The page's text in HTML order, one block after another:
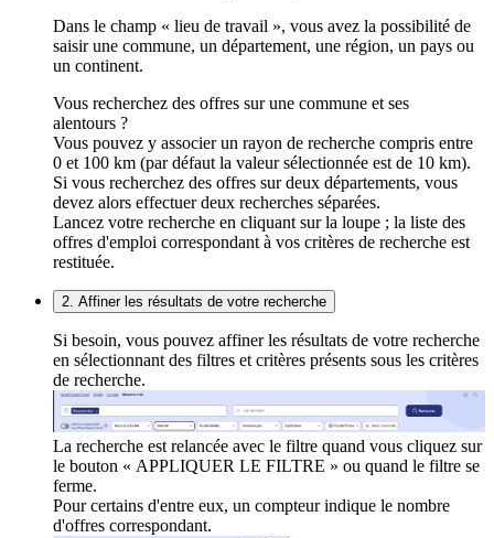
Dans le champ « lieu de travail », vous avez la possibilité de
saisir une commune, un département, une région, un pays ou
un continent.
Vous recherchez des offres sur une commune et ses
alentours ?
Vous pouvez y associer un rayon de recherche compris entre
0 et 100 km (par défaut la valeur sélectionnée est de 10 km).
Si vous recherchez des offres sur deux départements, vous
devez alors effectuer deux recherches séparées.
Lancez votre recherche en cliquant sur la loupe ; la liste des
offres d'emploi correspondant à vos critères de recherche est
restituée.
2. Affiner les résultats de votre recherche
Si besoin, vous pouvez affiner les résultats de votre recherche
en sélectionnant des filtres et critères présents sous les critères
de recherche.
La recherche est relancée avec le filtre quand vous cliquez sur
le bouton « APPLIQUER LE FILTRE » ou quand le filtre se
ferme.
Pour certains d'entre eux, un compteur indique le nombre
d'offres correspondant.